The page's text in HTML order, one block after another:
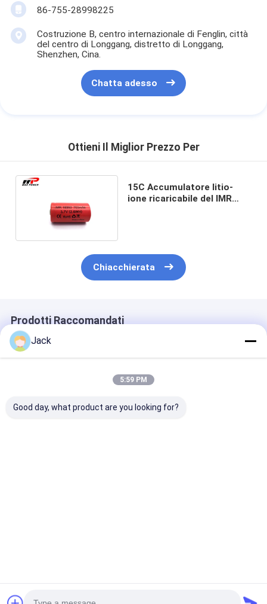
86-755-28998225
Costruzione B, centro internazionale di Fenglin, città
del centro di Longgang, distretto di Longgang,
Shenzhen, Cina.
Chatta adesso
Ottieni Il Miglior Prezzo Per
15C Accumulatore litio-
ione ricaricabile del IMR
Chiacchierata
Prodotti Raccomandati
Jack
5:59 PM
Good day, what product are you looking for?